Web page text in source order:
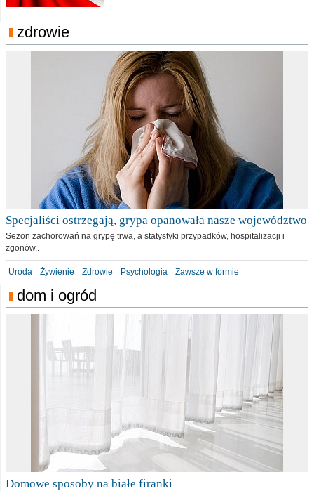
zdrowie
Specjaliści ostrzegają, grypa opanowała nasze województwo
Sezon zachorowań na grypę trwa, a statystyki przypadków, hospitalizacji i
zgonów..
Uroda Żywienie Zdrowie Psychologia Zawsze w formie
dom i ogród
Domowe sposoby na białe firanki